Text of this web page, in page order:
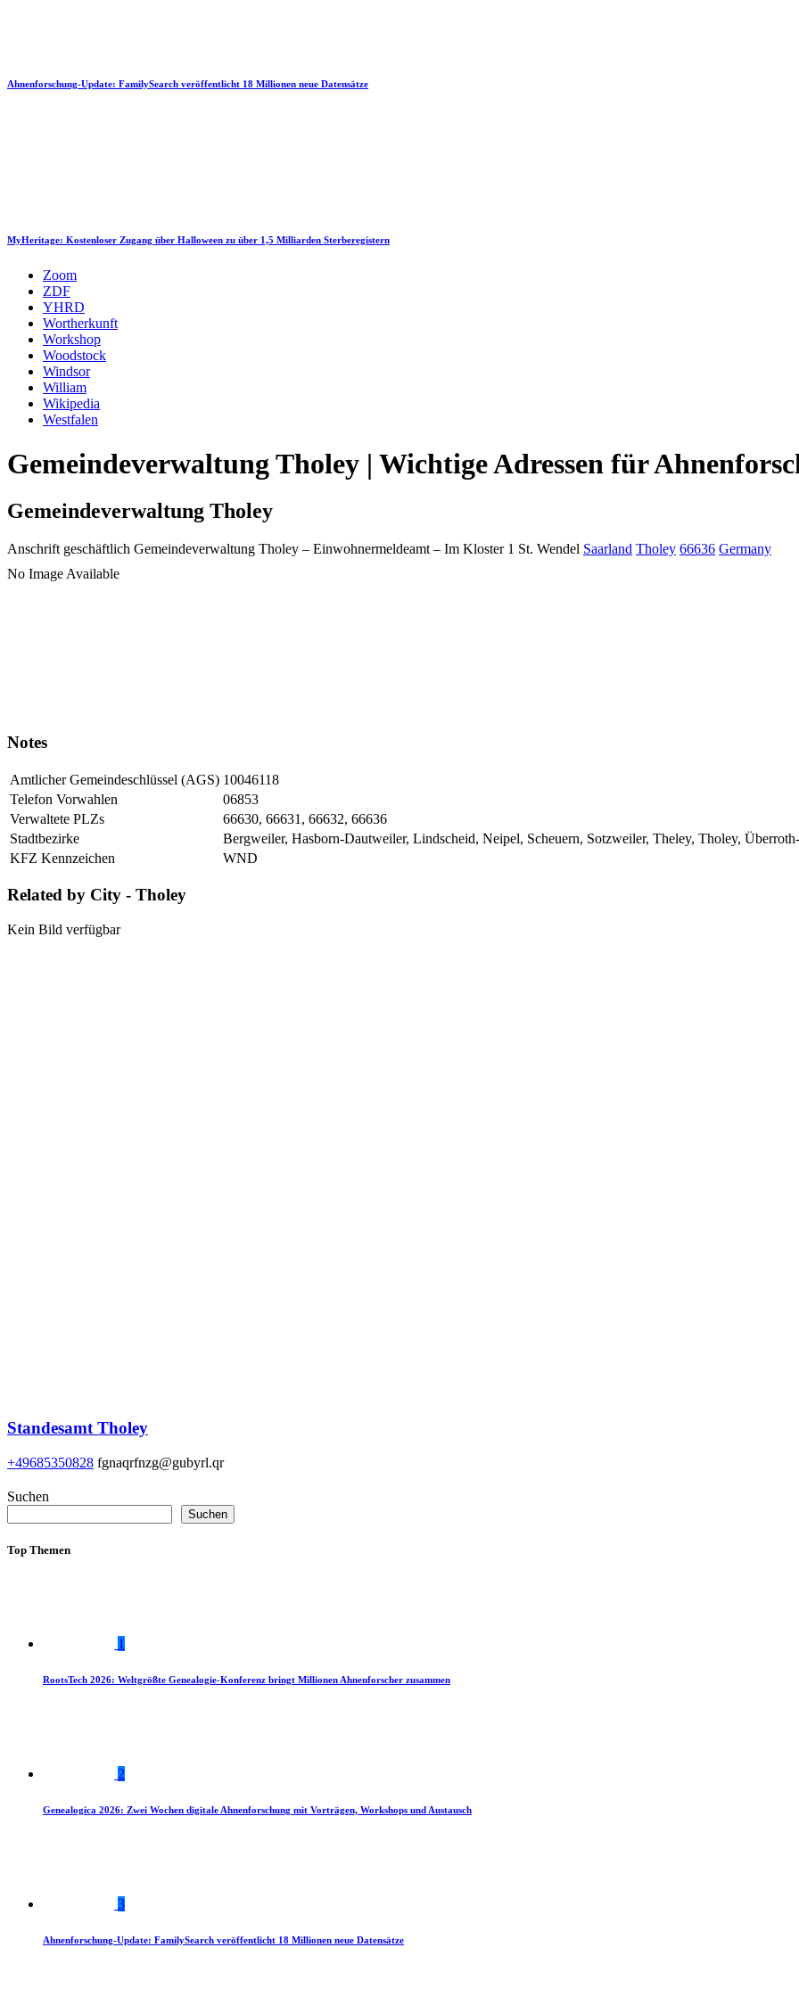
Ahnenforschung-Update: FamilySearch veröffentlicht 18 Millionen neue Datensätze
MyHeritage: Kostenloser Zugang über Halloween zu über 1,5 Milliarden Sterberegistern
Zoom
ZDF
YHRD
Wortherkunft
Workshop
Woodstock
Windsor
William
Wikipedia
Westfalen
Gemeindeverwaltung Tholey | Wichtige Adressen für
Gemeindeverwaltung Tholey
Anschrift geschäftlich Gemeindeverwaltung Tholey – Einwohnermeldeamt – Im Kloster 1 St. Wendel Saarland Tholey 66636 Germany
No Image Available
Notes
Amtlicher Gemeindeschlüssel (AGS) 10046118
Telefon Vorwahlen
06853
Verwaltete PLZs
66630, 66631, 66632, 66636
Stadtbezirke
Bergweiler, Hasborn-Dautweiler, Lindscheid, Neipel, Scheuern, Sotzweiler, Theley, Tholey,
KFZ Kennzeichen
WND
Related by City - Tholey
Kein Bild verfügbar
Standesamt Tholey
+49685350828 fgnaqrfnzg@gubyrl.qr
Suchen
Suchen
Top Themen
1
RootsTech 2026: Weltgrößte Genealogie-Konferenz bringt Millionen Ahnenforscher zusammen
2
Genealogica 2026: Zwei Wochen digitale Ahnenforschung mit Vorträgen, Workshops und Austausch
3
Ahnenforschung-Update: FamilySearch veröffentlicht 18 Millionen neue Datensätze